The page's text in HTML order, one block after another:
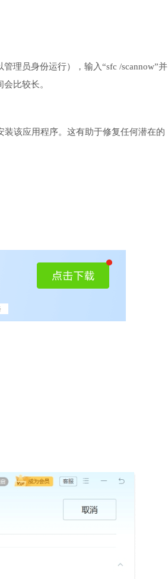
理员身份运行），输入“sfc /scannow”并
比较长。
该应用程序。这有助于修复任何潜在的